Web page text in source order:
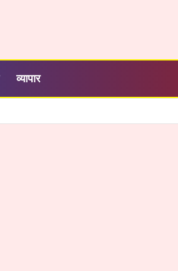
व्यापार
प्रदर्शन